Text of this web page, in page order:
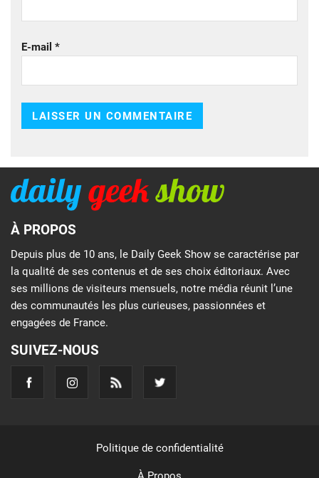
E-mail *
À PROPOS
Depuis plus de 10 ans, le Daily Geek Show se caractérise par
la qualité de ses contenus et de ses choix éditoriaux. Avec
ses millions de visiteurs mensuels, notre média réunit l’une
des communautés les plus curieuses, passionnées et
engagées de France.
SUIVEZ-NOUS
Politique de confidentialité